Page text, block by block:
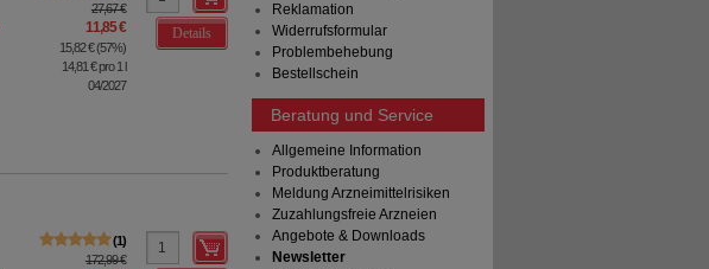
27,67 €
11,85 €
15,82 €(57%)
14,81 €pro 1 l
04/2027
Details
1
172,99 €
Reklamation
Widerrufsformular
Problembehebung
Bestellschein
Beratung und Service
Allgemeine Information
Produktberatung
Meldung Arzneimittelrisiken
Zuzahlungsfreie Arzneien
Angebote & Downloads
Newsletter